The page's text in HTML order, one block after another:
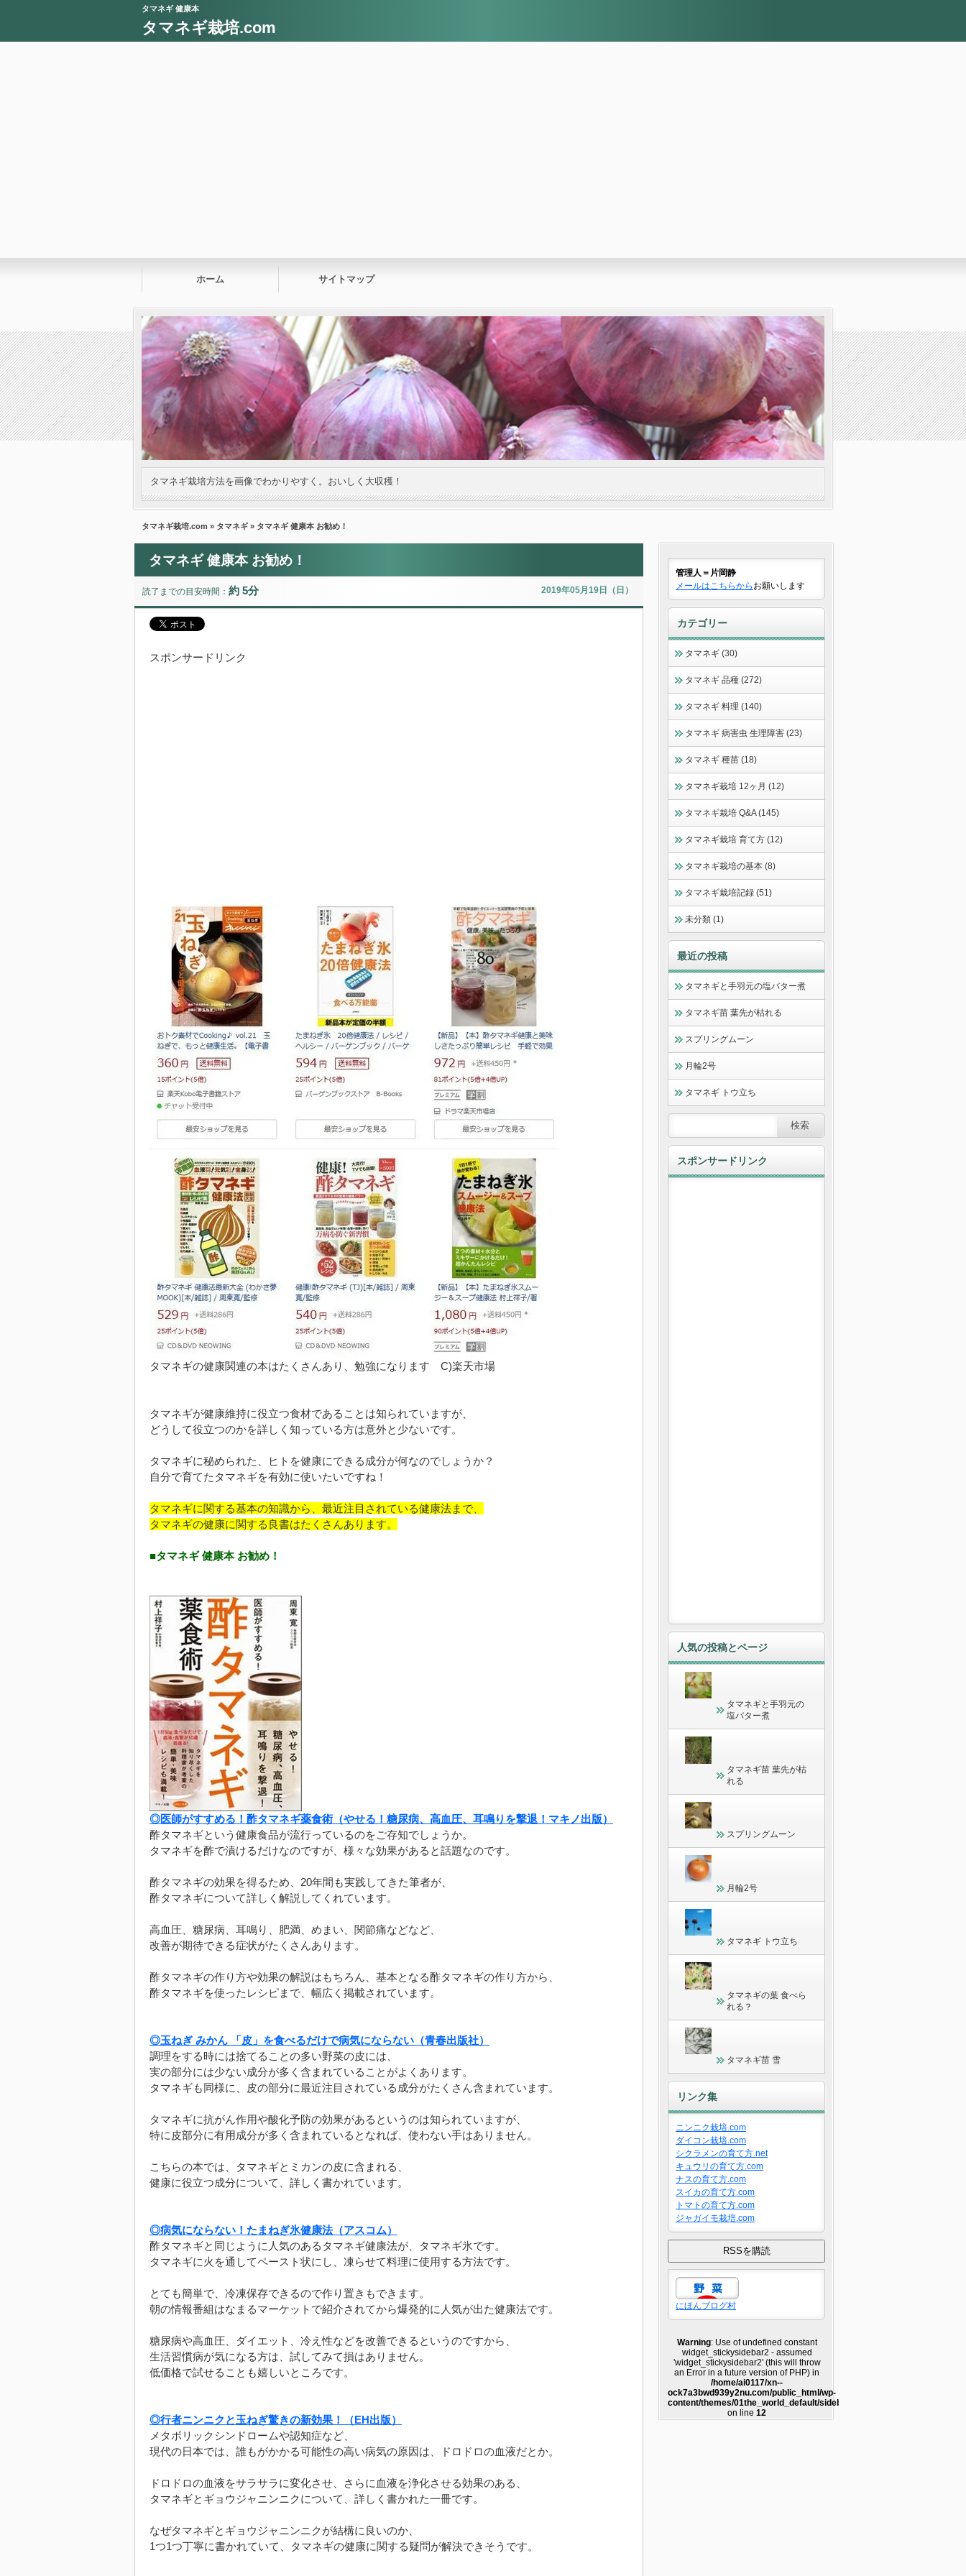
タマネギ 健康本
タマネギ栽培.com
ホーム サイトマップ
タマネギ栽培方法を画像でわかりやすく。おいしく大収穫！
タマネギ栽培.com » タマネギ» タマネギ 健康本 お勧め！
タマネギ 健康本 お勧め！
読了までの目安時間： 約 5分 2019年05月19日（日）
スポンサードリンク
タマネギの健康関連の本はたくさんあり、勉強になります C)楽天市場
タマネギが健康維持に役立つ食材であることは知られていますが、
どうして役立つのかを詳しく知っている方は意外と少ないです。
タマネギに秘められた、ヒトを健康にできる成分が何なのでしょうか？
自分で育てたタマネギを有効に使いたいですね！
タマネギに関する基本の知識から、最近注目されている健康法まで、
タマネギの健康に関する良書はたくさんあります。
■タマネギ 健康本 お勧め！
◎医師がすすめる！酢タマネギ薬食術（やせる！糖尿病、高血圧、耳鳴りを撃退！マキノ出版）
酢タマネギという健康食品が流行っているのをご存知でしょうか。
タマネギを酢で漬けるだけなのですが、様々な効果があると話題なのです。
酢タマネギの効果を得るため、20年間も実践してきた筆者が、
酢タマネギについて詳しく解説してくれています。
高血圧、糖尿病、耳鳴り、肥満、めまい、関節痛などなど、
改善が期待できる症状がたくさんあります。
酢タマネギの作り方や効果の解説はもちろん、基本となる酢タマネギの作り方から、
酢タマネギを使ったレシピまで、幅広く掲載されています。
◎玉ねぎ みかん 「皮」を食べるだけで病気にならない（青春出版社）
調理をする時には捨てることの多い野菜の皮には、
実の部分には少ない成分が多く含まれていることがよくあります。
タマネギも同様に、皮の部分に最近注目されている成分がたくさん含まれています。
タマネギに抗がん作用や酸化予防の効果があるというのは知られていますが、
特に皮部分に有用成分が多く含まれているとなれば、使わない手はありません。
こちらの本では、タマネギとミカンの皮に含まれる、
健康に役立つ成分について、詳しく書かれています。
◎病気にならない！たまねぎ氷健康法（アスコム）
酢タマネギと同じように人気のあるタマネギ健康法が、タマネギ氷です。
タマネギに火を通してペースト状にし、凍らせて料理に使用する方法です。
とても簡単で、冷凍保存できるので作り置きもできます。
朝の情報番組はなまるマーケットで紹介されてから爆発的に人気が出た健康法です。
糖尿病や高血圧、ダイエット、冷え性などを改善できるというのですから、
生活習慣病が気になる方は、試してみて損はありません。
低価格で試せることも嬉しいところです。
◎行者ニンニクと玉ねぎ驚きの新効果！（EH出版）
メタボリックシンドロームや認知症など、
現代の日本では、誰もがかかる可能性の高い病気の原因は、ドロドロの血液だとか。
ドロドロの血液をサラサラに変化させ、さらに血液を浄化させる効果のある、
タマネギとギョウジャニンニクについて、詳しく書かれた一冊です。
なぜタマネギとギョウジャニンニクが結構に良いのか、
1つ1つ丁寧に書かれていて、タマネギの健康に関する疑問が解決できそうです。
管理人＝片岡静
メールはこちらから お願いします
カテゴリー
タマネギ (30)
タマネギ 品種 (272)
タマネギ 料理 (140)
タマネギ 病害虫 生理障害 (23)
タマネギ 種苗 (18)
タマネギ栽培 12ヶ月 (12)
タマネギ栽培 Q&A (145)
タマネギ栽培 育て方 (12)
タマネギ栽培の基本 (8)
タマネギ栽培記録 (51)
未分類 (1)
最近の投稿
タマネギと手羽元の塩バター煮
タマネギ苗 葉先が枯れる
スプリングムーン
月輪2号
タマネギ トウ立ち
スポンサードリンク
人気の投稿とページ
タマネギと手羽元の
塩バター煮
タマネギ苗 葉先が枯
れる
スプリングムーン
月輪2号
タマネギ トウ立ち
タマネギの葉 食べら
れる？
タマネギ苗 雪
リンク集
ニンニク栽培.com
ダイコン栽培.com
シクラメンの育て方.net
キュウリの育て方.com
ナスの育て方.com
スイカの育て方.com
トマトの育て方.com
ジャガイモ栽培.com
にほんブログ村
Warning: Use of undefined constant
widget_stickysidebar2 - assumed
'widget_stickysidebar2' (this will throw
an Error in a future version of PHP) in
/home/ai0117/xn--
ock7a3bwd939y2nu.com/public_html/wp-
content/themes/01the_world_default/sidebar2.php
on line 12